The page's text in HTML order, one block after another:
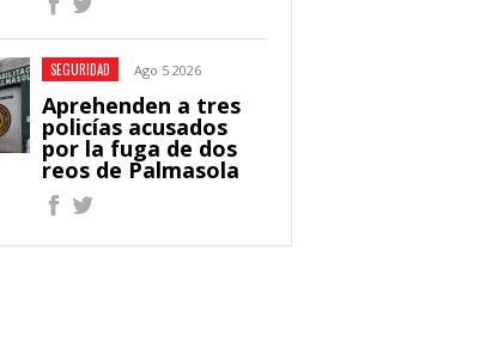
SEGURIDAD Ago 5 2026
Aprehenden a tres
policías acusados
por la fuga de dos
reos de Palmasola